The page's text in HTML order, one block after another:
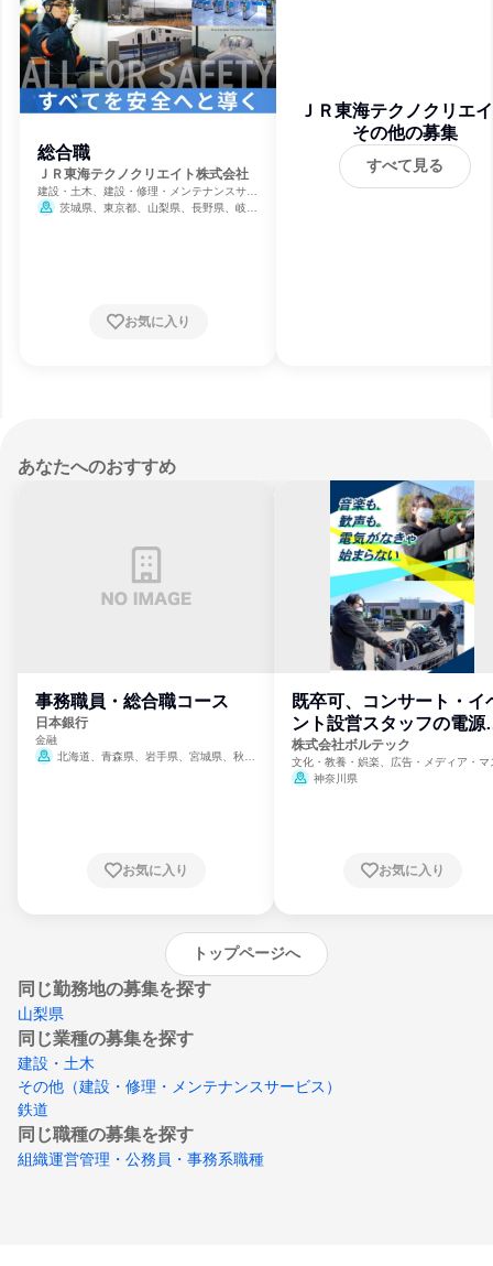
総合職
ＪＲ東海テクノクリエイト株式会社
建設・土木、建設・修理・メンテナンスサー
ビス、鉄道
茨城県、東京都、山梨県、長野県、岐阜
お気に入り
ＪＲ東海テクノクリエ
株式会社
その他の募集
すべて見る
あなたへのおすすめ
事務職員・総合職コース
日本銀行
金融
北海道、青森県、岩手県、宮城県、秋田
崎県、熊本県、大分県、宮崎県、鹿児島県、
お気に入り
既卒可、コンサート・イ
ント設営スタッフの電源
門
株式会社ボルテック
文化・教養・娯楽、広告・メディア・マ
ミ、電力・ガス・水道・エネルギー
神奈川県
お気に入り
トップページへ
同じ勤務地の募集を探す
山梨県
同じ業種の募集を探す
建設・土木
その他（建設・修理・メンテナンスサービス）
鉄道
同じ職種の募集を探す
組織運営管理・公務員・事務系職種